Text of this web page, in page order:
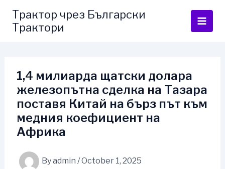
content
Трактор чрез Български
Трактори
1,4 милиарда щатски долара
железопътна сделка на Тазара
поставя Китай на бърз път към
медния коефициент на
Африка
Byadmin /October 1, 2025